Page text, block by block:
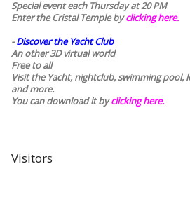
Special event each Thursday at 20 PM
Enter the Cristal Temple byclicking here.
-Discover the Yacht Club
An other 3D virtual world
Free to all
Visit the Yacht, nightclub, swimming
and more.
You can download it byclicking here.
Visitors